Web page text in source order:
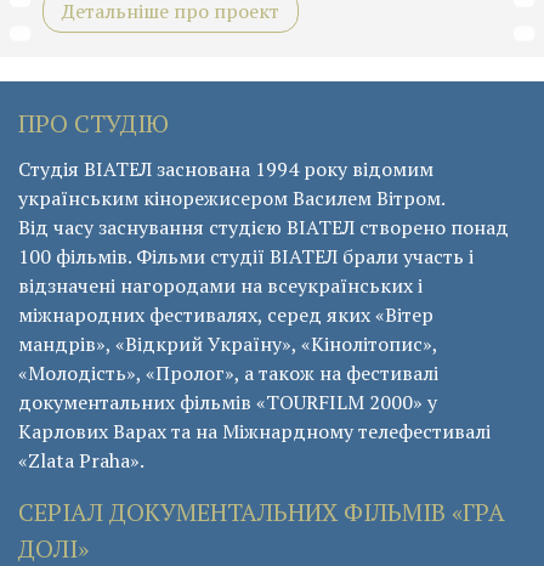
Детальніше про проект
ПРО СТУДІЮ
Студія ВІАТЕЛ заснована 1994 року відомим
українським кінорежисером Василем Вітром.
Від часу заснування студією ВІАТЕЛ створено понад
100 фільмів. Фільми студії ВІАТЕЛ брали участь і
відзначені нагородами на всеукраїнських і
міжнародних фестивалях, серед яких «Вітер
мандрів», «Відкрий Україну», «Кінолітопис»,
«Молодість», «Пролог», а також на фестивалі
документальних фільмів «ТОURFILM 2000» у
Карлових Варах та на Міжнардному телефестивалі
«Zlata Praha».
СЕРІАЛ ДОКУМЕНТАЛЬНИХ ФІЛЬМІВ «ГРА
ДОЛІ»